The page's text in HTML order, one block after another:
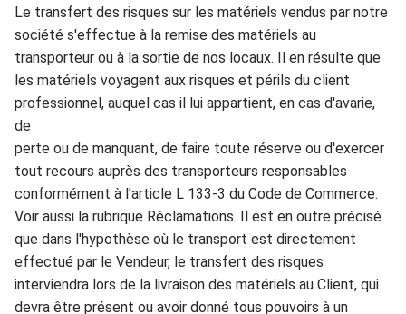
Le transfert des risques sur les matériels vendus par notre
société s'effectue à la remise des matériels au
transporteur ou à la sortie de nos locaux. Il en résulte que
les matériels voyagent aux risques et périls du client
professionnel, auquel cas il lui appartient, en cas d'avarie,
de
perte ou de manquant, de faire toute réserve ou d'exercer
tout recours auprès des transporteurs responsables
conformément à l'article L 133-3 du Code de Commerce.
Voir aussi la rubrique Réclamations. Il est en outre précisé
que dans l'hypothèse où le transport est directement
effectué par le Vendeur, le transfert des risques
interviendra lors de la livraison des matériels au Client, qui
devra être présent ou avoir donné tous pouvoirs à un